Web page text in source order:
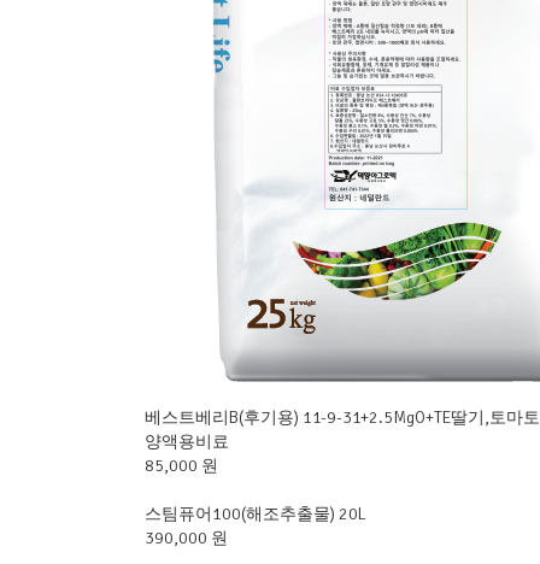
베스트베리B(후기용) 11-9-31+2.5MgO+TE딸기,토마토
양액용비료
85,000 원
스팀퓨어100(해조추출물) 20L
390,000 원